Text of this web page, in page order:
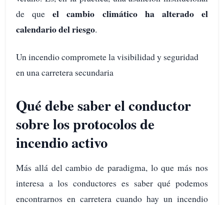
de queel cambio climático ha alterado el
calendario del riesgo.
Un incendio compromete la visibilidad y seguridad
en una carretera secundaria
Qué debe saber el conductor
sobre los protocolos de
incendio activo
Más allá del cambio de paradigma, lo que más nos
interesa a los conductores es saber qué podemos
encontrarnos en carretera cuando hay un incendio